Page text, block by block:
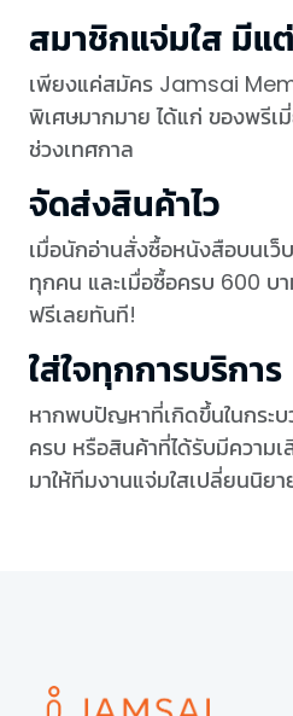
สมาชิกแจ่มใส มีแ
เพียงแค่สมัคร Jamsai
พิเศษมากมาย ได้แก่ ของพรีเ
ช่วงเทศกาล
จัดส่งสินค้าไว
เมื่อนักอ่านสั่งซื้อหนังสือบนเว็
ทุกคน และเมื่อซื้อครบ 600 บ
ฟรีเลยทันที!
ใส่ใจทุกการบริการ
หากพบปัญหาที่เกิดขึ้นในกระบ
ครบ หรือสินค้าที่ได้รับมีความ
มาให้ทีมงานแจ่มใสเปลี่ยนนิย